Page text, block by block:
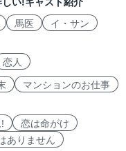
しい!キャスト紹介
馬医
イ・サン
恋人
マンションのお仕事
恋は命がけ
ありません